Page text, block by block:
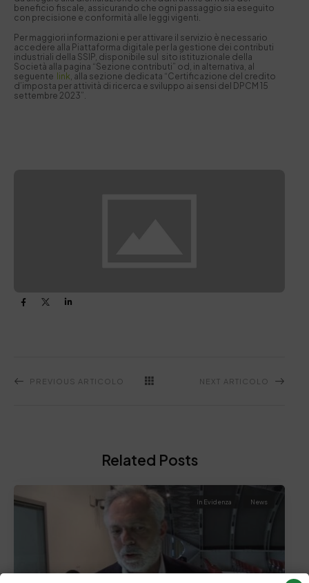
beneficio fiscale, assicurando che ogni passaggio sia eseguito
con precisione e conformità alle leggi vigenti.
Per maggiori informazioni e per attivare il servizio è necessario
accedere alla Piattaforma digitale per la gestione dei contributi
industriali della SSIP, disponibile sul sito istituzionale della
Società alla pagina “Sezione contributi” od, in alternativa, al
seguente link, alla sezione dedicata “Certificazione del credito
d’imposta per attività di ricerca e sviluppo ai sensi del DPCM 15
settembre 2023”.
PREVIOUS ARTICOLO NEXT ARTICOLO
Related Posts
In Evidenza News